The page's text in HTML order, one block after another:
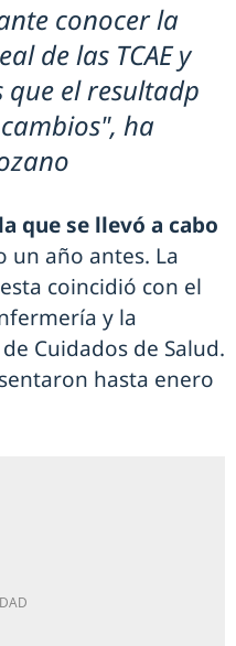
conocer la
de las TCAE y
que el resultadp
ha
que se llevó a cabo
un año antes. La
coincidió con el
y la
Cuidados de Salud.
hasta enero